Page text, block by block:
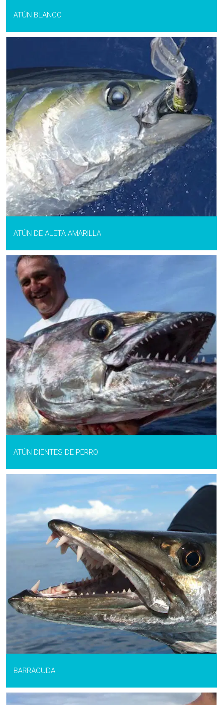
ATÚN BLANCO
ATÚN DE ALETA AMARILLA
ATÚN DIENTES DE PERRO
BARRACUDA